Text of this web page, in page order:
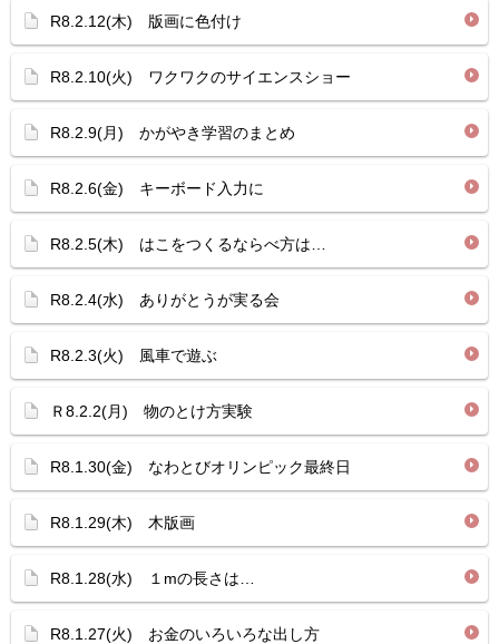
R8.2.12(木) 版画に色付け
R8.2.10(火) ワクワクのサイエンスショー
R8.2.9(月) かがやき学習のまとめ
R8.2.6(金) キーボード入力に
R8.2.5(木) はこをつくるならべ方は…
R8.2.4(水) ありがとうが実る会
R8.2.3(火) 風車で遊ぶ
Ｒ8.2.2(月) 物のとけ方実験
R8.1.30(金) なわとびオリンピック最終日
R8.1.29(木) 木版画
R8.1.28(水) １mの長さは…
R8.1.27(火) お金のいろいろな出し方